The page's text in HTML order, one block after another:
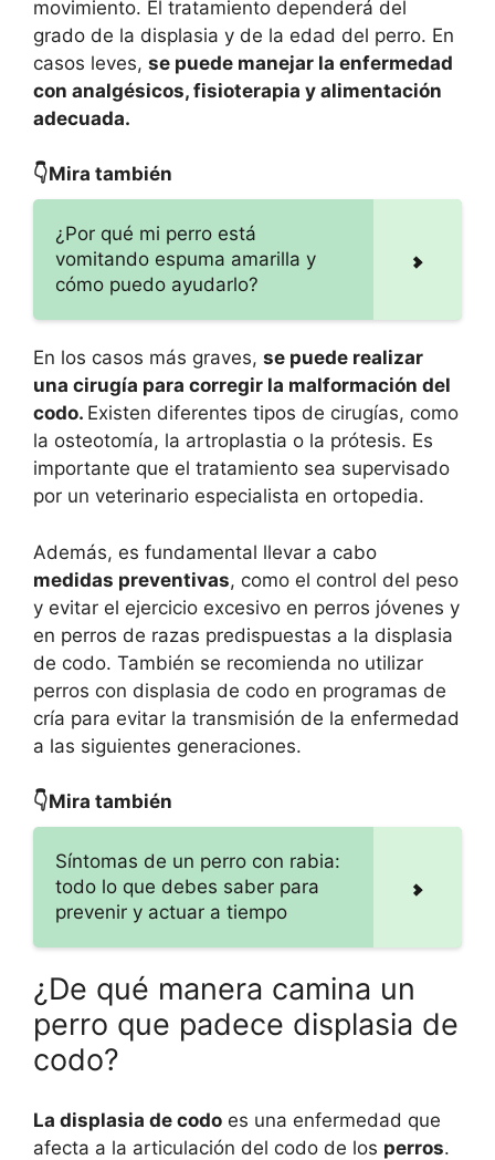
movimiento. El tratamiento dependerá del
grado de la displasia y de la edad del perro. En
casos leves, se puede manejar la enfermedad
con analgésicos, fisioterapia y alimentación
adecuada.
👇Mira también
¿Por qué mi perro está
vomitando espuma amarilla y
cómo puedo ayudarlo?
En los casos más graves, se puede realizar
una cirugía para corregir la malformación del
codo. Existen diferentes tipos de cirugías, como
la osteotomía, la artroplastia o la prótesis. Es
importante que el tratamiento sea supervisado
por un veterinario especialista en ortopedia.
Además, es fundamental llevar a cabo
medidas preventivas, como el control del peso
y evitar el ejercicio excesivo en perros jóvenes y
en perros de razas predispuestas a la displasia
de codo. También se recomienda no utilizar
perros con displasia de codo en programas de
cría para evitar la transmisión de la enfermedad
a las siguientes generaciones.
👇Mira también
Síntomas de un perro con rabia:
todo lo que debes saber para
prevenir y actuar a tiempo
¿De qué manera camina un
perro que padece displasia de
codo?
La displasia de codo es una enfermedad que
afecta a la articulación del codo de los perros.